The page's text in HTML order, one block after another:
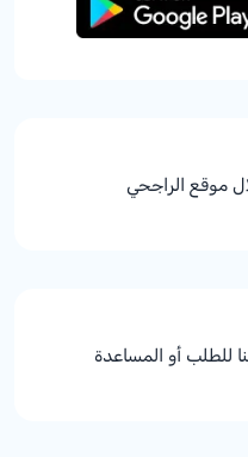
موقع الراجحي
للطلب أو المساعدة